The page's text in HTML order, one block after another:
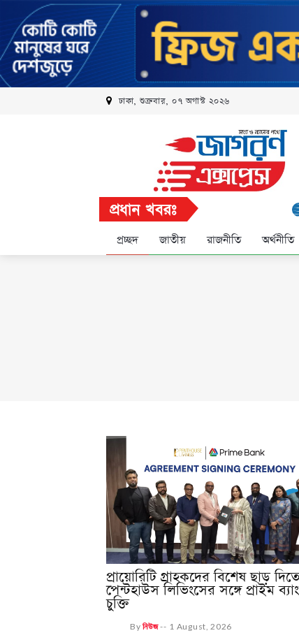
ঢাকা, শুক্রবার, ০৭ অগাস্ট ২০২৬
প্রধান খবরঃ রবি
প্রচ্ছদ জাতীয় রাজনীতি অর্থনীতি
প্রায়োরিটি গ্রাহকদের বিশেষ ছাড় দিতে
পেন্টহাউস লিভিংসের সঙ্গে প্রাইম
চুক্তি
Byনিউজ-- 1 August, 2026